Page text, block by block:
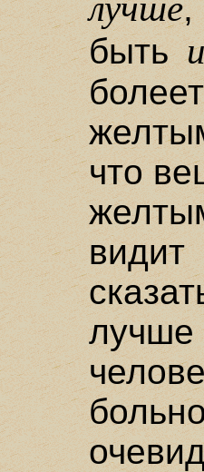
лучше
быть
что